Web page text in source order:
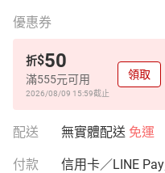
優惠券
折$50
滿555元可用
2026/08/09 15:59截止
領取
配送 無實體配送 免運
付款 信用卡／LINE